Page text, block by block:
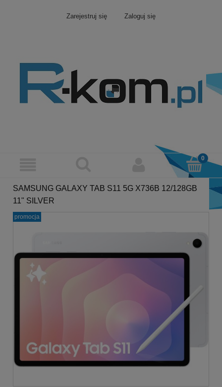
Zarejestruj się Zaloguj się
SAMSUNG GALAXY TAB S11 5G X736B 12/128GB
11" SILVER
promocja